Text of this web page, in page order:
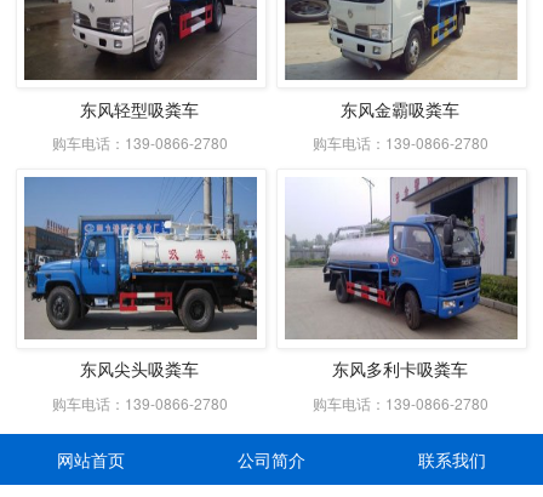
东风轻型吸粪车
购车电话：139-0866-2780
东风金霸吸粪车
购车电话：139-0866-2780
东风尖头吸粪车
购车电话：139-0866-2780
东风多利卡吸粪车
购车电话：139-0866-2780
网站首页 公司简介 联系我们